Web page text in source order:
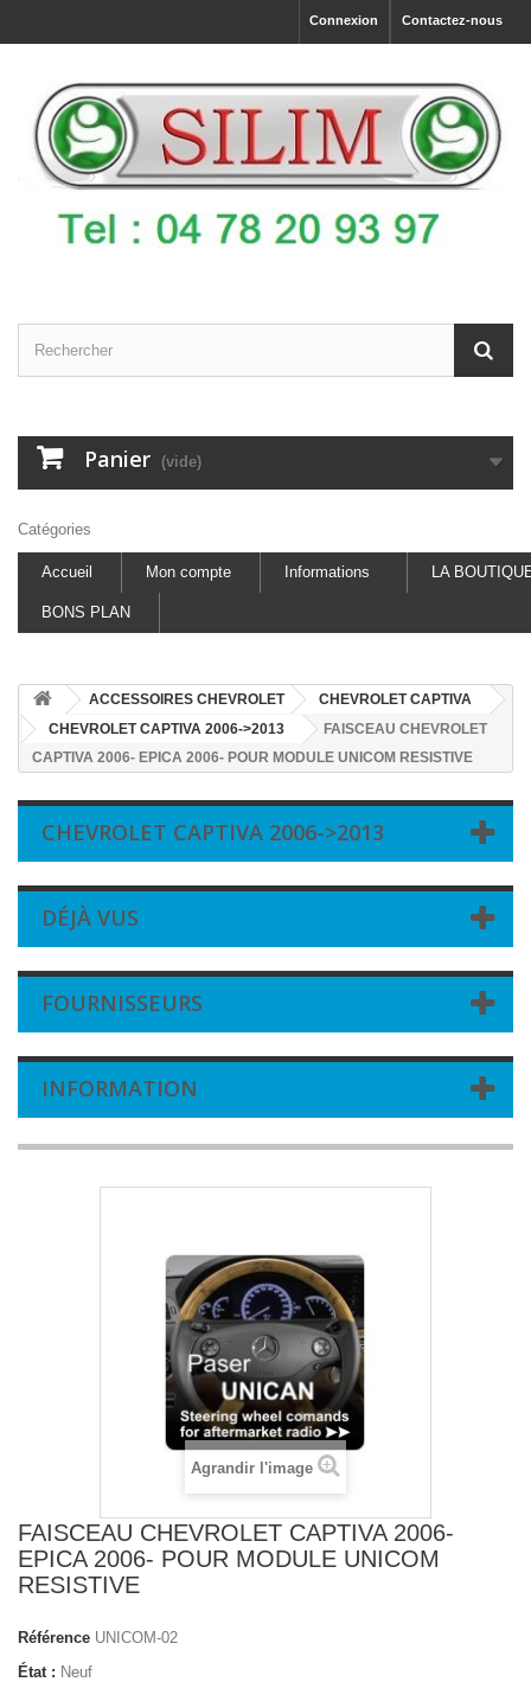
Contactez-nous
Connexion
Panier (vide)
Catégories
Accueil Mon compte Informations LA
BONS PLAN
ACCESSOIRES CHEVROLET
CHEVROLET CAPTIVA
CHEVROLET CAPTIVA 2006->2013
FAISCEAU CHEVROLET
CAPTIVA 2006- EPICA 2006- POUR MODULE UNICOM RESISTIVE
CHEVROLET CAPTIVA 2006->2013
DÉJÀ VUS
FOURNISSEURS
INFORMATION
Agrandir l'image
FAISCEAU CHEVROLET CAPTIVA 2006-
EPICA 2006- POUR MODULE UNICOM
RESISTIVE
Référence UNICOM-02
État : Neuf